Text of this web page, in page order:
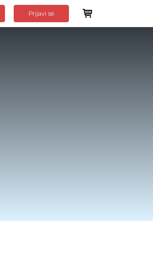
Prijavi se